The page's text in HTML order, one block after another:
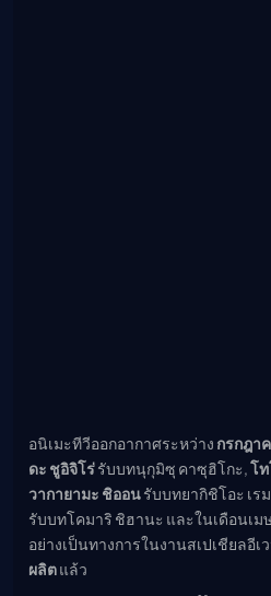
อนิเมะทีวีออกอากาศระหว่าง กรกฎา
ดะ ชูอิจิโร่รับบทนุกุมิซุ คาซุฮิโกะ,โ
วากายามะ ชิออนรับบทยากิชิโอะ เร
รับบทโคมาริ ชิฮานะ และในเดือนเม
อย่างเป็นทางการในงานสเปเชียลอีเ
ผลิตแล้ว